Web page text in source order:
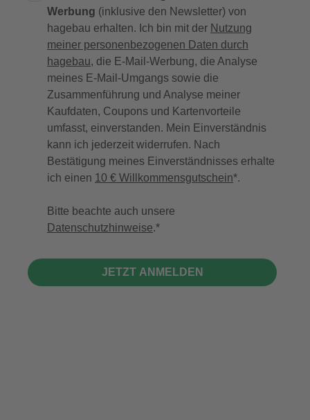
Werbung (inklusive den Newsletter) von
hagebau erhalten. Ich bin mit der Nutzung
meiner personenbezogenen Daten durch
hagebau, die E-Mail-Werbung, die Analyse
meines E-Mail-Umgangs sowie die
Zusammenführung und Analyse meiner
Kaufdaten, Coupons und Kartenvorteile
umfasst, einverstanden. Mein Einverständnis
kann ich jederzeit widerrufen. Nach
Bestätigung meines Einverständnisses erhalte
ich einen 10 € Willkommensgutschein*.
Bitte beachte auch unsere
Datenschutzhinweise.
JETZT ANMELDEN